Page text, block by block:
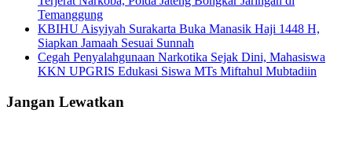
Temanggung
KBIHU Aisyiyah Surakarta Buka Manasik Haji 1448 H,
Siapkan Jamaah Sesuai Sunnah
Cegah Penyalahgunaan Narkotika Sejak Dini, Mahasiswa
KKN UPGRIS Edukasi Siswa MTs Miftahul Mubtadiin
Jangan Lewatkan